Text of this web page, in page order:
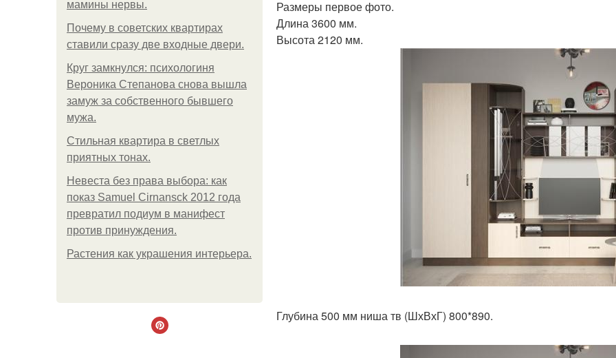
мамины нервы.
Почему в советских квартирах
ставили сразу две входные двери.
Круг замкнулся: психологиня
Вероника Степанова снова вышла
замуж за собственного бывшего
мужа.
Стильная квартира в светлых
приятных тонах.
Невеста без права выбора: как
показ Samuel Cirnansck 2012 года
превратил подиум в манифест
против принуждения.
Растения как украшения интерьера.
Размеры первое фото.
Длина 3600 мм.
Высота 2120 мм.
Глубина 500 мм ниша тв (ШхВхГ) 800*890.